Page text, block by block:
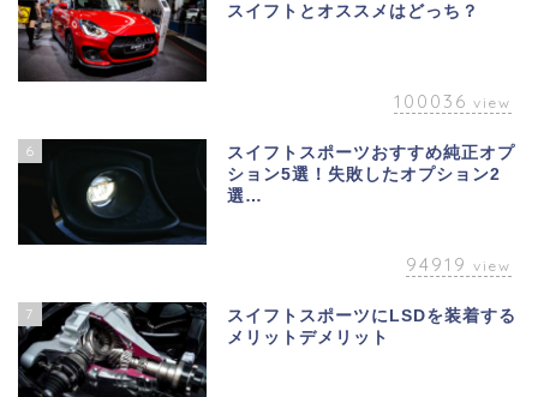
スイフトとオススメはどっち？
100036 view
6
スイフトスポーツおすすめ純正オプ
ション5選！失敗したオプション2
選…
94919 view
7
スイフトスポーツにLSDを装着する
メリットデメリット